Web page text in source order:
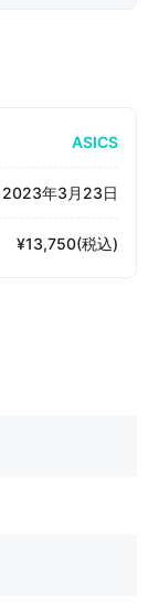
ASICS
2023年3月23日
¥13,750(税込)